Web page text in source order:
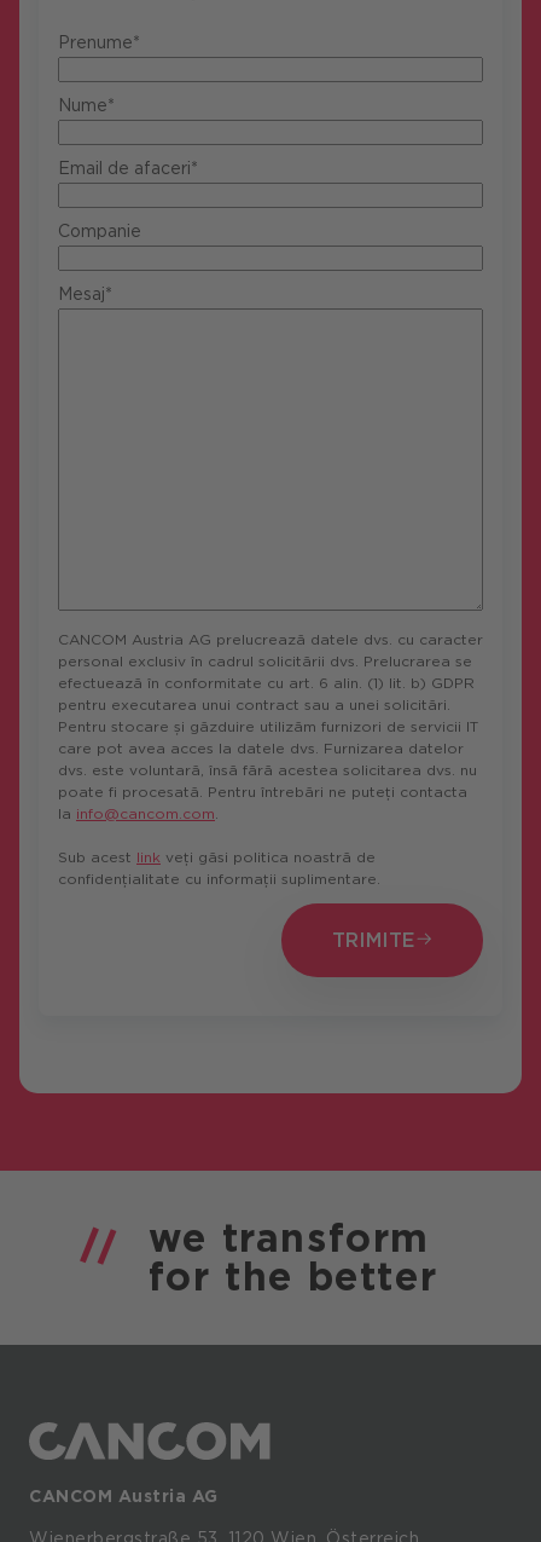
Prenume*
Nume*
Email de afaceri*
Companie
Mesaj*
CANCOM Austria AG prelucrează datele dvs. cu caracter
personal exclusiv în cadrul solicitării dvs. Prelucrarea se
efectuează în conformitate cu art. 6 alin. (1) lit. b) GDPR
pentru executarea unui contract sau a unei solicitări.
Pentru stocare și găzduire utilizăm furnizori de servicii IT
care pot avea acces la datele dvs. Furnizarea datelor
dvs. este voluntară, însă fără acestea solicitarea dvs. nu
poate fi procesată. Pentru întrebări ne puteți contacta
la info@cancom.com
Sub acest link veți găsi politica noastră de
confidențialitate cu informații suplimentare.
TRIMITE
TRIMITE
we transform
for the better
CANCOM Austria AG